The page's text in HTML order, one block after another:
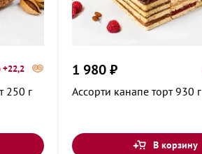
+22,2
250 г
1 980 ₽
Ассорти канапе торт 930 г
В корзину